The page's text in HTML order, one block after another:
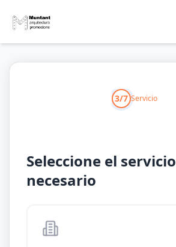
3/7 Servicio
Seleccione el servicio
necesario